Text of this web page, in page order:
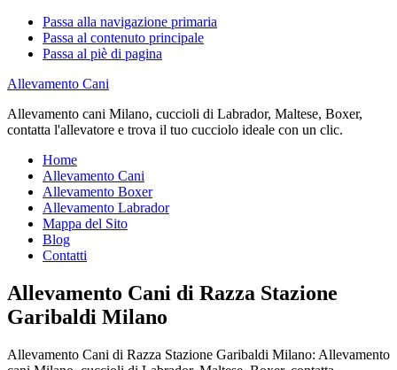
Passa alla navigazione primaria
Passa al contenuto principale
Passa al piè di pagina
Allevamento Cani
Allevamento cani Milano, cuccioli di Labrador, Maltese, Boxer,
contatta l'allevatore e trova il tuo cucciolo ideale con un clic.
Home
Allevamento Cani
Allevamento Boxer
Allevamento Labrador
Mappa del Sito
Blog
Contatti
Allevamento Cani di Razza Stazione
Garibaldi Milano
Allevamento Cani di Razza Stazione Garibaldi Milano: Allevamento